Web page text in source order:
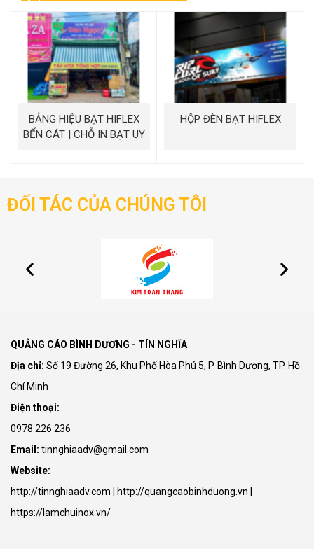
BẢNG HIỆU BẠT HIFLEX
BẾN CÁT | CHỖ IN BẠT UY
HỘP ĐÈN BẠT HIFLEX
ĐỐI TÁC CỦA CHÚNG TÔI
QUẢNG CÁO BÌNH DƯƠNG - TÍN NGHĨA
Địa chỉ: Số 19 Đường 26, Khu Phố Hòa Phú 5, P. Bình Dương, TP. Hồ
Chí Minh
Điện thoại:
0978 226 236
Email: tinnghiaadv@gmail.com
Website:
http://tinnghiaadv.com | http://quangcaobinhduong.vn |
https://lamchuinox.vn/